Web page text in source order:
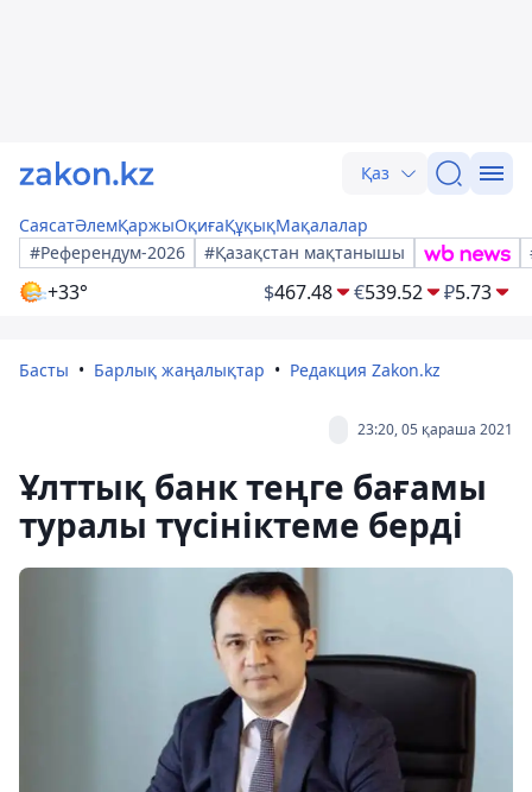
Қаз
СаясатӘлемҚаржыОқиғаҚұқықМақалалар
#Референдум-2026
#Қазақстан мақтанышы
+33° $467.48 €539.52 ₽5.73
Басты Барлық жаңалықтар Редакция Zakon.kz
23:20, 05 қараша 2021
Ұлттық банк теңге бағамы
туралы түсініктеме берді